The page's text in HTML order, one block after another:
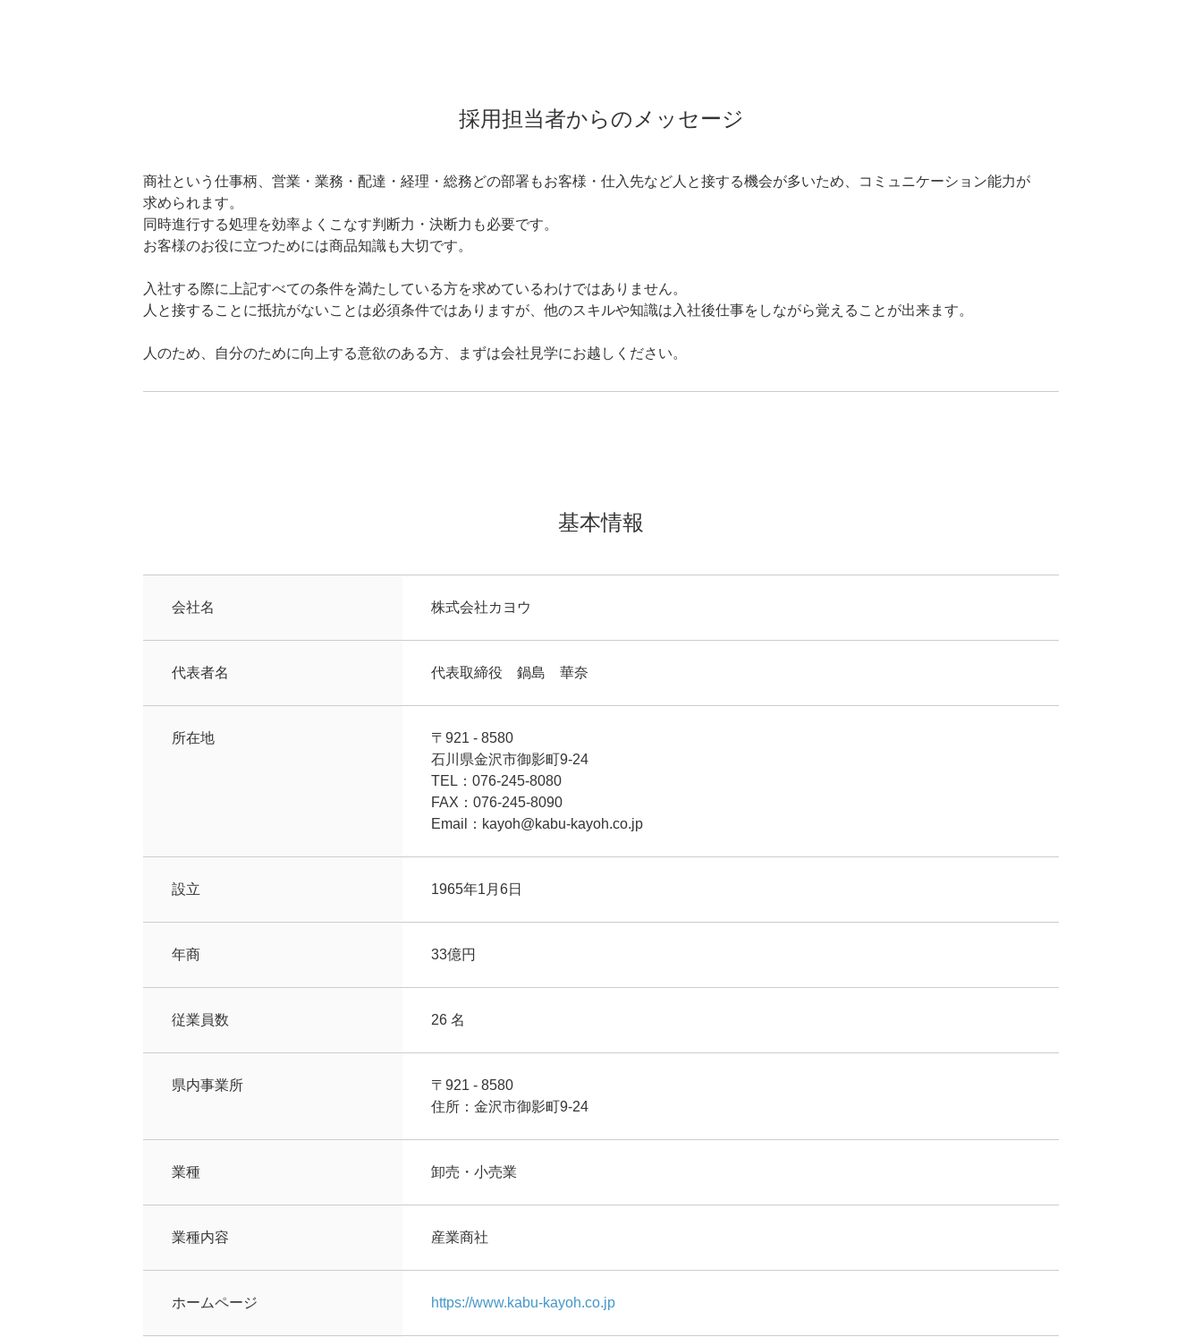
採用担当者からのメッセージ
商社という仕事柄、営業・業務・配達・経理・総務どの部署もお客様・仕入先など人と接する機会が多いため、コミュニケーション能力が
求められます。
同時進行する処理を効率よくこなす判断力・決断力も必要です。
お客様のお役に立つためには商品知識も大切です。
入社する際に上記すべての条件を満たしている方を求めているわけではありません。
人と接することに抵抗がないことは必須条件ではありますが、他のスキルや知識は入社後仕事をしながら覚えることが出来ます。
人のため、自分のために向上する意欲のある方、まずは会社見学にお越しください。
基本情報
会社名 株式会社カヨウ
代表者名 代表取締役 鍋島 華奈
所在地
〒921 - 8580
石川県金沢市御影町9-24
TEL：076-245-8080
FAX：076-245-8090
Email：kayoh@kabu-kayoh.co.jp
設立 1965年1月6日
年商 33億円
従業員数 26 名
県内事業所
〒921 - 8580
住所：金沢市御影町9-24
業種 卸売・小売業
業種内容 産業商社
ホームページ https://www.kabu-kayoh.co.jp